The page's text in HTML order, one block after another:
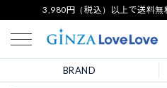
3,980円（税込）以上で送料無
BRAND